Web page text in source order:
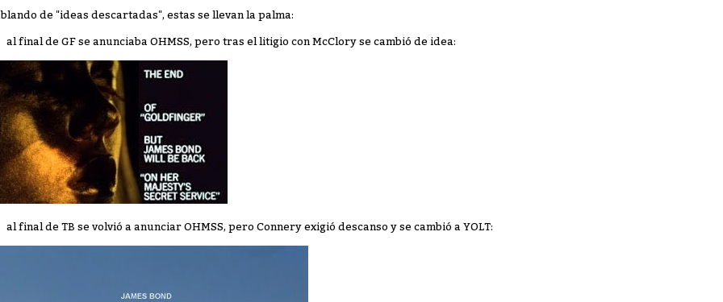
de "ideas descartadas", estas se llevan la palma:
al final de GF se anunciaba OHMSS, pero tras el litigio con McClory se cambió de idea:
al final de TB se volvió a anunciar OHMSS, pero Connery exigió descanso y se cambió a YOLT: